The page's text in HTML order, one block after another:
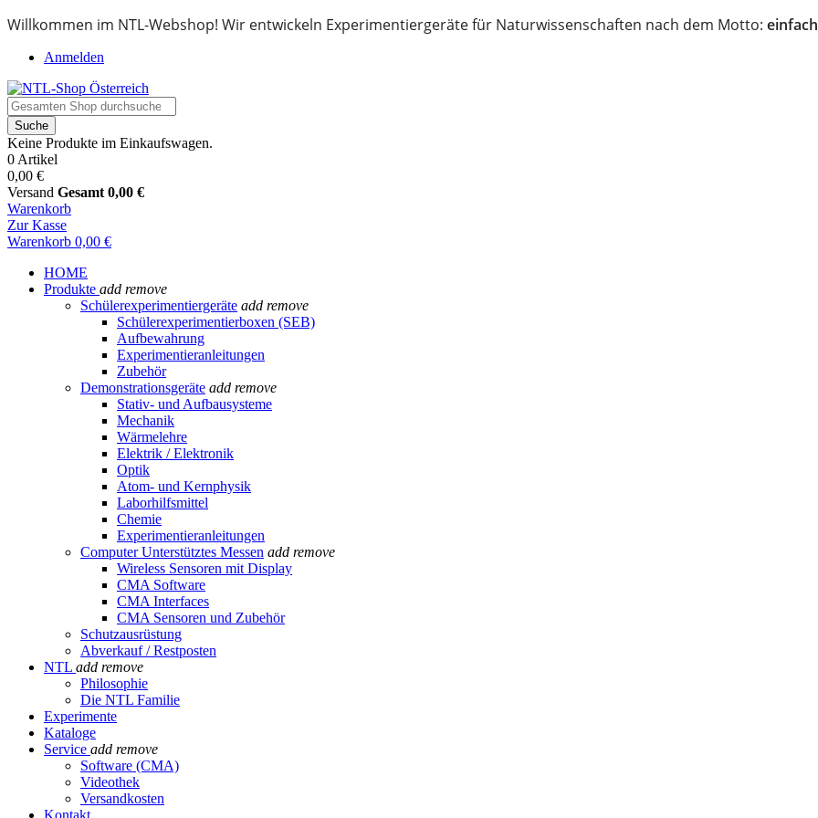
Willkommen im NTL-Webshop! Wir entwickeln Experimentiergeräte für Naturwissenschaften nach dem Motto:
Anmelden
Suche
Keine Produkte im Einkaufswagen.
0 Artikel
0,00 €
Versand Gesamt 0,00 €
Warenkorb
Zur Kasse
Warenkorb 0,00 €
HOME
Produkte add remove
Schülerexperimentiergeräte add remove
Schülerexperimentierboxen (SEB)
Aufbewahrung
Experimentieranleitungen
Zubehör
Demonstrationsgeräte add remove
Stativ- und Aufbausysteme
Mechanik
Wärmelehre
Elektrik / Elektronik
Optik
Atom- und Kernphysik
Laborhilfsmittel
Chemie
Experimentieranleitungen
Computer Unterstütztes Messen add remove
Wireless Sensoren mit Display
CMA Software
CMA Interfaces
CMA Sensoren und Zubehör
Schutzausrüstung
Abverkauf / Restposten
NTL add remove
Philosophie
Die NTL Familie
Experimente
Kataloge
Service add remove
Software (CMA)
Videothek
Versandkosten
Kontakt